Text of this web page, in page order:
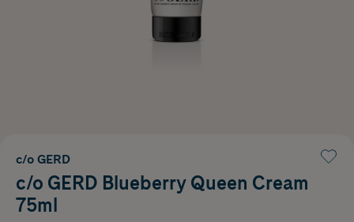
c/o GERD
c/o GERD Blueberry Queen Cream
75ml